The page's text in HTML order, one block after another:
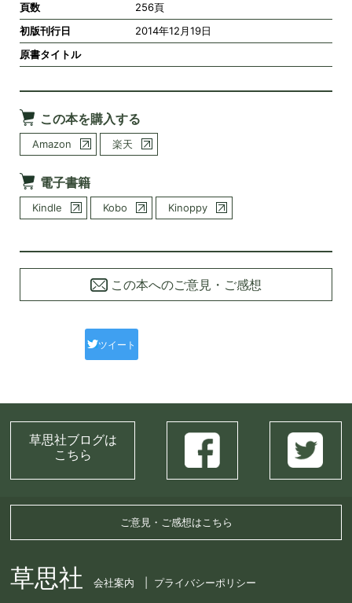
頁数
256頁
初版刊行日
2014年12月19日
原書タイトル
この本を購入する
Amazon 楽天
電子書籍
Kindle Kobo Kinoppy
この本へのご意見・ご感想
ツイート
草思社ブログは
こちら
ご意見・ご感想はこちら
草思社 会社案内 プライバシーポリシー